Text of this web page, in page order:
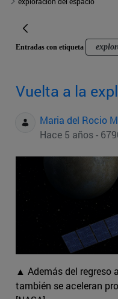
Entradas con etiqueta
Vuelta a la
Maria del Rocio
Hace 5 años -
▲ Además del regreso
también se aceleran